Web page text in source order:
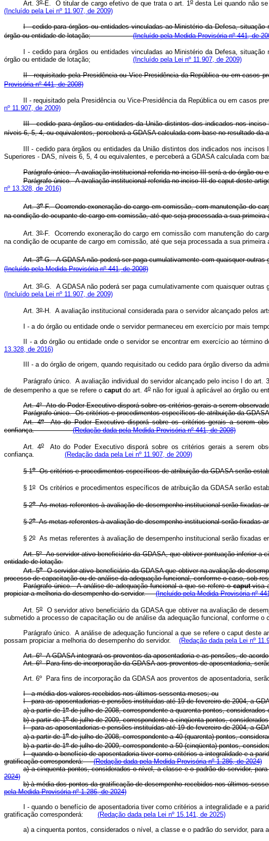
Art. 3 -E.O titular de cargo efetivo de que trata o art. 1 desta Lei quando não
(Incluído pela Lei nº 11.907, de 2009)
I - cedido para órgãos ou entidades vinculadas ao Ministério da Defesa,
órgão ou entidade de lotação;
(Incluído pela Medida Provisória nº 441, de
I - cedido para órgãos ou entidades vinculadas ao Ministério da Defesa,
órgão ou entidade de lotação; (Incluído pela Lei nº 11.907, de 2009)
II - requisitado pela Presidência ou Vice-Presidência da República ou em
Provisória nº 441, de 2008)
II - requisitado pela Presidência ou Vice-Presidência da República ou em
nº 11.907, de 2009)
III - cedido para órgãos ou entidades da União distintos dos indicados nos
níveis 6, 5, 4, ou equivalentes, perceberá a GDASA calculada com base no resultado da
III - cedido para órgãos ou entidades da União distintos dos indicados nos
Superiores - DAS, níveis 6, 5, 4 ou equivalentes, e perceberá a GDASA calculada com
Parágrafo único. A avaliação institucional referida no inciso III será a do
Parágrafo único. A avaliação institucional referida no inciso III do caput
nº 13.328, de 2016)
Art. 3o-F.Ocorrendo exoneração do cargo em comissão, com manutenção do
na condição de ocupante de cargo em comissão, até que seja processada a sua
Art. 3o-F.Ocorrendo exoneração do cargo em comissão com manutenção do
na condição de ocupante de cargo em comissão, até que seja processada a
Art. 3o-G.A GDASA não poderá ser paga cumulativamente com quaisquer
(Incluído pela Medida Provisória nº 441, de 2008)
Art. 3o-G. A GDASA não poderá ser paga cumulativamente com quaisquer
(Incluído pela Lei nº 11.907, de 2009)
Art. 3o-H. A avaliação institucional considerada para o servidor alcançado pelos
I - a do órgão ou entidade onde o servidor permaneceu em exercício
II - a do órgão ou entidade onde o servidor se encontrar em exercício ao
13.328, de 2016)
III - a do órgão de origem, quando requisitado ou cedido para órgão
Parágrafo único. A avaliação individual do servidor alcançado pelo inciso I do art. 3
de desempenho a que se refere o caputdo art. 4o não for igual à aplicável ao
Art. 4º Ato do Poder Executivo disporá sobre os critérios gerais a serem
Parágrafo único. Os critérios e procedimentos específicos de atribuição da
Art. 4oAto do Poder Executivo disporá sobre os critérios gerais a serem
confiança.(Redação dada pela Medida Provisória nº 441, de 2008)
Art. 4oAto do Poder Executivo disporá sobre os critérios gerais a serem
confiança. (Redação dada pela Lei nº 11.907, de 2009)
§ 1o Os critérios e procedimentos específicos de atribuição da GDASA serão
§ 1o Os critérios e procedimentos específicos de atribuição da GDASA
§ 2oAs metas referentes à avaliação de desempenho institucional serão
§ 2oAs metas referentes à avaliação de desempenho institucional serão
§ 2o As metas referentes à avaliação de desempenho institucional serão
Art. 5º Ao servidor ativo beneficiário da GDASA, que obtiver pontuação inferior a
entidade de lotação.
Art. 5o O servidor ativo beneficiário da GDASA que obtiverna avaliação de
processo de capacitação ou de análise da adequação funcional, conforme o caso, sob
Parágrafo único. A análise de adequação funcional a que se refere ocaputvisa
propiciar a melhoria do desempenho do servidor.
(Incluído pela Medida Provisória nº
Art. 5oO servidor ativo beneficiário da GDASA que obtiver na avaliação de
submetido a processo de capacitação ou de análise da adequação funcional,
Parágrafo único. A análise de adequação funcional a que se refere o caput
possam propiciar a melhoria do desempenho do servidor. (Redação dada pela Lei nº
Art. 6º A GDASA integrará os proventos da aposentadoria e as pensões, de
Art. 6º Para fins de incorporação da GDASA aos proventos de aposentadoria,
Art. 6º Para fins de incorporação da GDASA aos proventos de aposentadoria,
I - a média dos valores recebidos nos últimos sessenta meses; ou
I -para as aposentadorias e pensões instituídas até 19 de fevereiro de
a) a partir de 1ode julho de 2008, correspondente a quarenta pontos,
b) a partir de 1ode julho de 2009, correspondente a cinqüenta pontos,
I -para as aposentadorias e pensões instituídas até 19 de fevereiro de 2004, a
a) a partir de 1ode julho de 2008, correspondente a 40 (quarenta) pontos,
b) a partir de 1ode julho de 2009, correspondente a 50 (cinqüenta) pontos,
I - quando o benefício de aposentadoria tiver como critérios a integralidade e a
gratificação corresponderá:(Redação dada pela Medida Provisória nº 1.286, de 2024)
a) a cinquenta pontos, considerados o nível, a classe e o padrão do servidor,
2024)
b) à média dos pontos da gratificação de desempenho recebidos nos últimos
pela Medida Provisória nº 1.286, de 2024)
I - quando o benefício de aposentadoria tiver como critérios a integralidade e a
gratificação corresponderá:
(Redação dada pela Lei nº 15.141, de 2025)
a) a cinquenta pontos, considerados o nível, a classe e o padrão do servidor,